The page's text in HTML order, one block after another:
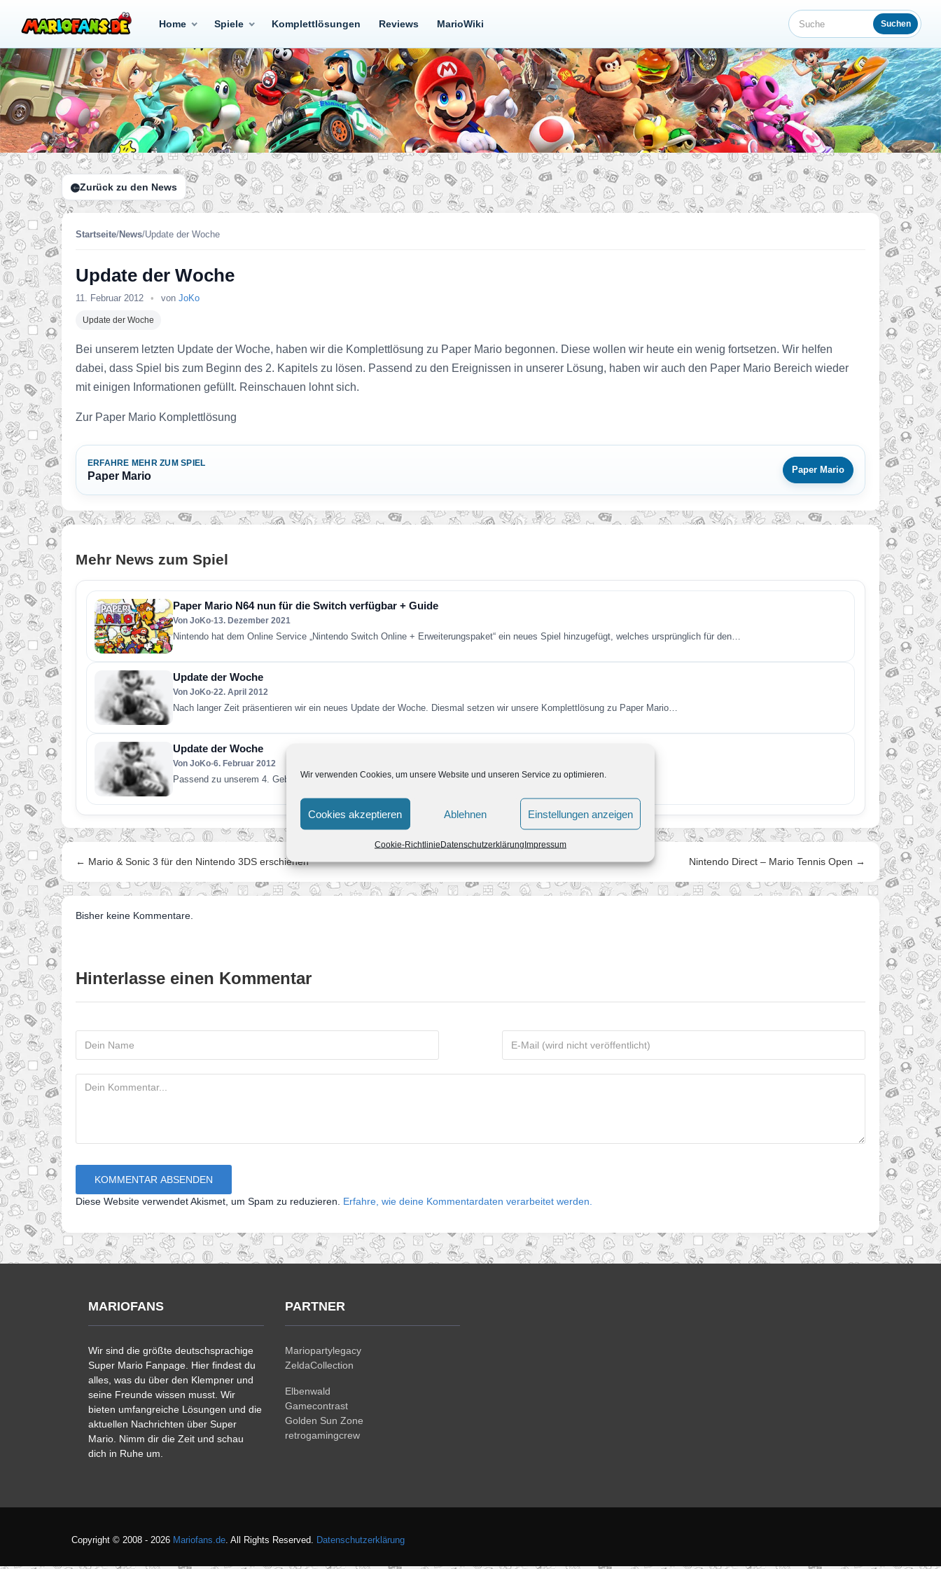
Wir verwenden Cookies, um unsere Website und unseren Service zu optimieren.
Cookies akzeptieren Ablehnen Einstellungen anzeigen
Cookie-RichtlinieDatenschutzerklärungImpressum
Home Spiele Komplettlösungen Reviews MarioWiki Suche Suchen
Zurück zu den News
Startseite/News/Update der Woche
Update der Woche
11. Februar 2012 • von JoKo
Update der Woche
Bei unserem letzten Update der Woche, haben wir die Komplettlösung zu Paper Mario begonnen. Diese wollen wir heute ein wenig fortsetzen. Wir helfen
dabei, dass Spiel bis zum Beginn des 2. Kapitels zu lösen. Passend zu den Ereignissen in unserer Lösung, haben wir auch den Paper Mario Bereich wieder
mit einigen Informationen gefüllt. Reinschauen lohnt sich.
Zur Paper Mario Komplettlösung
ERFAHRE MEHR ZUM SPIEL
Paper Mario
Paper Mario
Mehr News zum Spiel
Paper Mario N64 nun für die Switch verfügbar + Guide
Von JoKo•13. Dezember 2021
Nintendo hat dem Online Service „Nintendo Switch Online + Erweiterungspaket“ ein neues Spiel hinzugefügt, welches ursprünglich für den…
Update der Woche
Von JoKo•22. April 2012
Nach langer Zeit präsentieren wir ein neues Update der Woche. Diesmal setzen wir unsere Komplettlösung zu Paper Mario…
Update der Woche
Von JoKo•6. Februar 2012
Passend zu unserem 4. Geburtstag, kehrt das Update der Woche zurück. Und weil es das erste im neuen…
← Mario & Sonic 3 für den Nintendo 3DS erschienen Nintendo Direct – Mario Tennis Open →
Bisher keine Kommentare.
Hinterlasse einen Kommentar
Diese Website verwendet Akismet, um Spam zu reduzieren. Erfahre, wie deine Kommentardaten verarbeitet werden.
MARIOFANS
Wir sind die größte deutschsprachige
Super Mario Fanpage. Hier findest du
alles, was du über den Klempner und
seine Freunde wissen musst. Wir
bieten umfangreiche Lösungen und die
aktuellen Nachrichten über Super
Mario. Nimm dir die Zeit und schau
dich in Ruhe um.
PARTNER
Mariopartylegacy
ZeldaCollection
Elbenwald
Gamecontrast
Golden Sun Zone
retrogamingcrew
Copyright © 2008 - 2026 Mariofans.de. All Rights Reserved. Datenschutzerklärung